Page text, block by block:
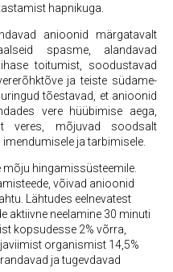
hapnikuga.
anioonid märgatavalt
spasme, alandavad
toitumist, soodustavad
ja teiste südame-
tõestavad, et anioonid
vere hüübimise aega,
veres, mõjuvad soodsalt
ja tarbimisele.
hingamissüsteemile.
võivad anioonid
Lähtudes eelnevatest
aktiivne neelamine 30 minuti
kopsudesse 2% võrra,
organismist 14,5%
ja tugevdavad